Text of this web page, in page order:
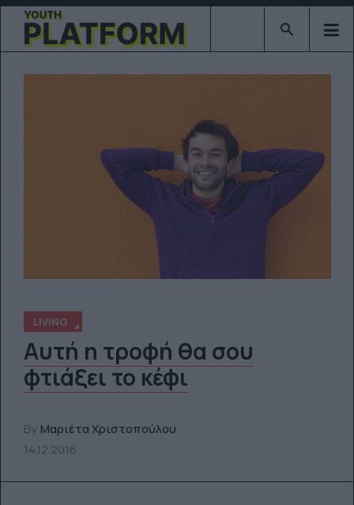
Type 2 or
LIVING
Αυτή η τροφή θα σου
φτιάξει το κέφι
By Μαριέτα Χριστοπούλου
14.12.2016